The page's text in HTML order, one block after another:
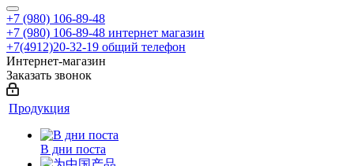
+7 (980) 106-89-48
+7 (980) 106-89-48 интернет магазин
+7(4912)20-32-19 общий телефон
Интернет-магазин
Заказать звонок
Продукция
В дни поста